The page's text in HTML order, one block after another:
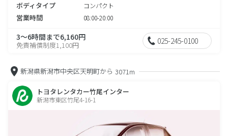
ボディタイプ コンパクト
営業時間 08:00-20:00
3～6時間まで6,160円
免責補償制度1,100円 025-245-0100
新潟県新潟市中央区天明町から 3071m
トヨタレンタカー竹尾インター
新潟市東区竹尾4-16-1